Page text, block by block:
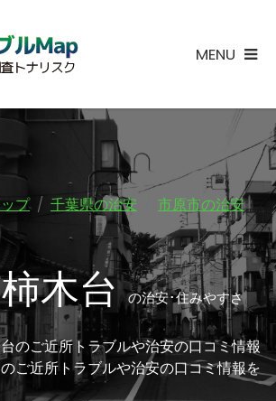
MENU
プ 千葉県の治安
市原市の治安
木台の治安･住みやすさ
のご近所トラブルや治安の口コミ情報
ご近所トラブルや治安の口コミ情報を